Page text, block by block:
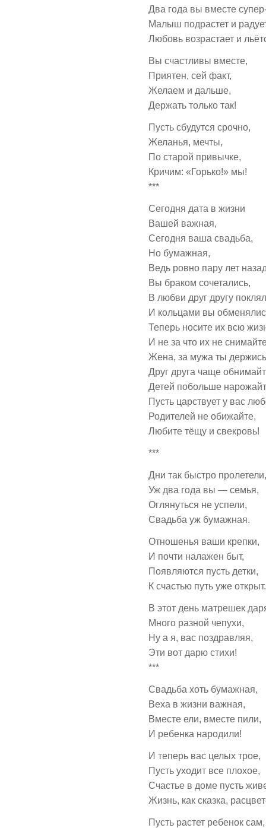
Два года вы вместе
Малыш подрастет и
Любовь возрастает и
Вы счастливы вместе,
Приятен, сей факт,
Желаем и дальше,
Держать только так!
Пусть сбудутся срочно,
Желанья, мечты,
По старой привычке,
Кричим: «Горько!» мы!
***
Сегодня дата в жизни
Вашей важная,
Сегодня ваша свадьба,
Но бумажная,
Ведь ровно пару лет
Вы браком сочетались,
В любви друг другу
И кольцами вы
Теперь носите их всю
И не за что их не
Жена, за мужа ты
Друг друга чаще
Детей побольше
Пусть царствует у вас
Родителей не обижайте,
Любите тёщу и свекровь!
***
Дни так быстро пролетели,
Уж два года вы — семья,
Оглянуться не успели,
Свадьба уж бумажная.
Отношенья ваши крепки,
И почти налажен быт,
Появляются пусть детки,
К счастью путь уже открыт.
В этот день матрешек
Много разной чепухи,
Ну а я, вас поздравляя,
Эти вот дарю стихи!
***
Свадьба хоть бумажная,
Веха в жизни важная,
Вместе ели, вместе пили,
И ребенка народили!
И теперь вас целых трое,
Пусть уходит все плохое,
Счастье в доме пусть
Жизнь, как сказка,
Пусть растет ребенок сам,